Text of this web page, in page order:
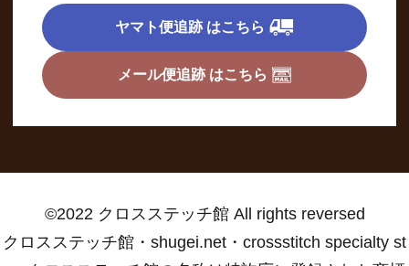
ヤマト便追跡 はこちら
メール便追跡 はこちら
©2022 クロスステッチ館 All rights reversed
クロスステッチ館・shugei.net・crossstitch specialty st